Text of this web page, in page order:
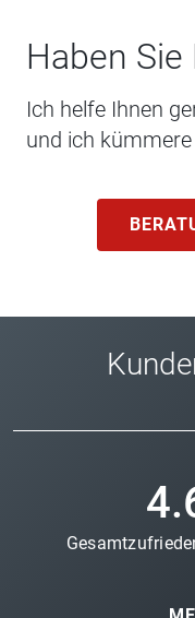
Haben Sie
Ich helfe Ihnen
und ich